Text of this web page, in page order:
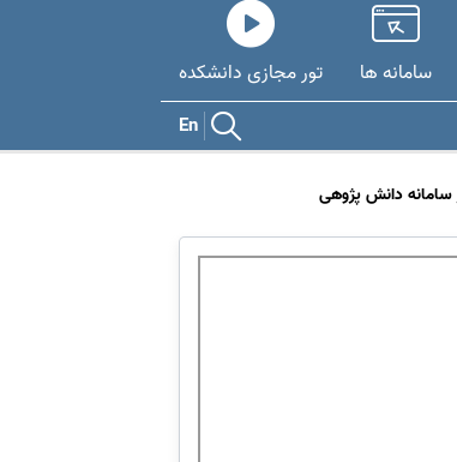
سامانه ها تور مجازی دانشکده
En
سامانه دانش پژوهی